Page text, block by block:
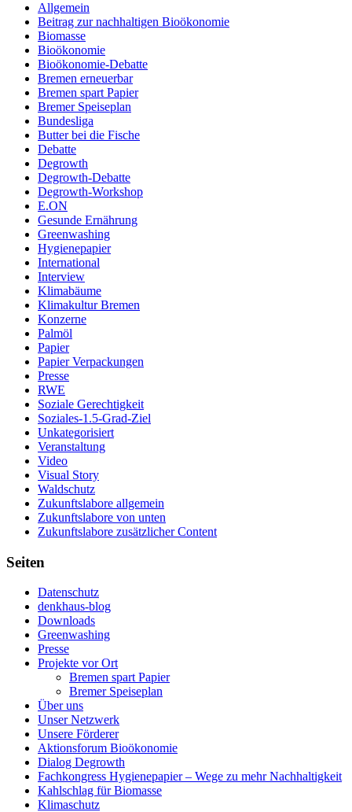
Allgemein
Beitrag zur nachhaltigen Bioökonomie
Biomasse
Bioökonomie
Bioökonomie-Debatte
Bremen erneuerbar
Bremen spart Papier
Bremer Speiseplan
Bundesliga
Butter bei die Fische
Debatte
Degrowth
Degrowth-Debatte
Degrowth-Workshop
E.ON
Gesunde Ernährung
Greenwashing
Hygienepapier
International
Interview
Klimabäume
Klimakultur Bremen
Konzerne
Palmöl
Papier
Papier Verpackungen
Presse
RWE
Soziale Gerechtigkeit
Soziales-1.5-Grad-Ziel
Unkategorisiert
Veranstaltung
Video
Visual Story
Waldschutz
Zukunftslabore allgemein
Zukunftslabore von unten
Zukunftslabore zusätzlicher Content
Seiten
Datenschutz
denkhaus-blog
Downloads
Greenwashing
Presse
Projekte vor Ort
Bremen spart Papier
Bremer Speiseplan
Über uns
Unser Netzwerk
Unsere Förderer
Aktionsforum Bioökonomie
Dialog Degrowth
Fachkongress Hygienepapier – Wege zu mehr Nachhaltigkeit
Kahlschlag für Biomasse
Klimaschutz